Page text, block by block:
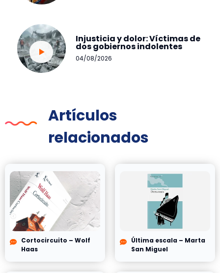
Injusticia y dolor: Víctimas de
dos gobiernos indolentes
04/08/2026
Artículos
relacionados
Cortocircuito – Wolf
Haas
Última escala – Marta
San Miguel